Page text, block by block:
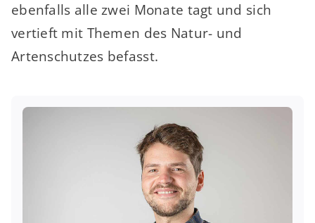
ebenfalls alle zwei Monate tagt und sich
vertieft mit Themen des Natur- und
Artenschutzes befasst.